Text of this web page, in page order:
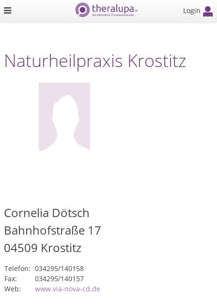
Login
Naturheilpraxis Krostitz
Cornelia Dötsch
Bahnhofstraße 17
04509 Krostitz
Telefon: 034295/140158
Fax:
034295/140157
Web:
www.via-nova-cd.de